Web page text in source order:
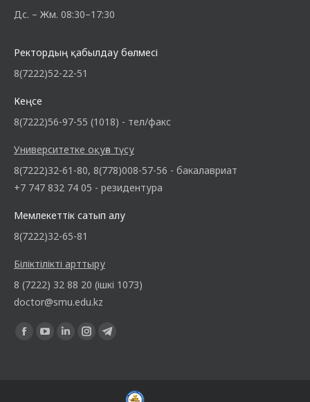
Дс. – Жм. 08:30–17:30
Ректордың қабылдау бөлмесі
8(7222)52-22-51
Кеңсе
8(7222)56-97-55 (1018) - тел/факс
Университетке оқуға түсу
8(7222)32-61-80, 8(778)008-57-56 - бакалавриат
+7 747 832 74 05 - резидентура
Мемлекеттік сатып алу
8(7222)32-65-81
Біліктілікті арттыру
8 (7222) 32 88 20 (ішкі 1073)
doctor@smu.edu.kz
Find us on: